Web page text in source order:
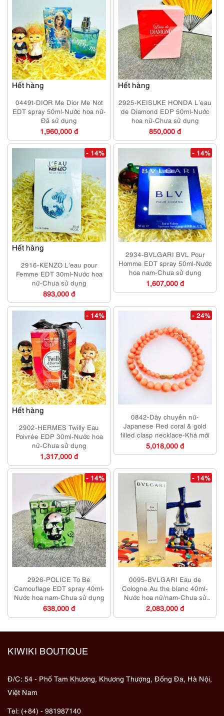
Hết hàng
0449t-DIOR Me Dior Me Not
EDT spray 50ml-Nước hoa nữ-
Đã sử dụng
1,960,000 đ
Hết hàng
2925-KEISUKE HONDA L’eau
de Diamond EDP 50ml-Nước
hoa nữ-Chưa sử dụng
850,000 đ
Hết hàng
- 14%
2916-KENZO L’eau pour
Femme EDT 30ml-Nước hoa
nữ-Chưa sử dụng
893,000 đ
- 14%
2934-BVLGARI BVL Pour
Homme EDT spray 50ml-Nước
hoa nam-Chưa sử dụng
1,607,000 đ
Hết hàng
- 14%
2902-HERMES Twilly Eau
Poivrée EDP 30ml-Nước hoa
nữ-Chưa sử dụng
1,317,000 đ
- 24%
0842-Dây chuyền nữ-
Japanese Red coral & gold
filled clasp necklace-Khá mới
5,018,000 đ
- 14%
2926-POLICE To Be
Camouflage EDT spray 40ml-
Nước hoa nam-Chưa sử dụng
638,000 đ
- 14%
0095-BVLGARI Eau de
Cologne Au the blanc 40ml-
Nước hoa nữ/nam-Chưa sử
dụng
2,083,000 đ
KIWIKI BOUTIQUE
Đ/C: 54 - Phố Tam Khương, Khương Thượng, Đống Đa, Hà Nội,
Việt Nam
Tel: (+84) - 981987140